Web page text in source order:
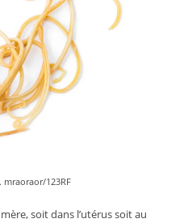
mraoraor/123RF
soit dans l’utérus soit au